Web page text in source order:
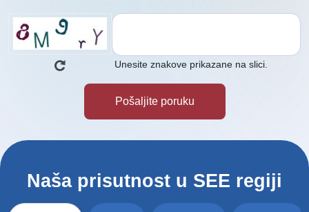
Unesite znakove prikazane na slici.
Naša prisutnost u SEE regiji